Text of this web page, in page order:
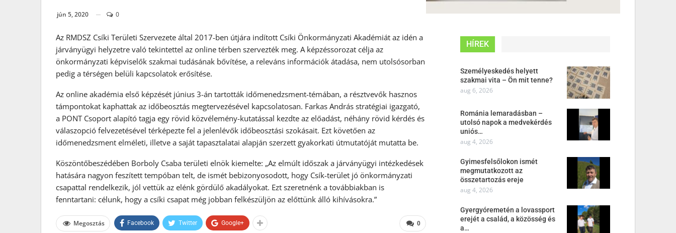
jún 5, 2020 0
Az RMDSZ Csíki Területi Szervezete által 2017-ben útjára indított Csíki Önkormányzati Akadémiát az idén a
járványügyi helyzetre való tekintettel az online térben szervezték meg. A képzéssorozat célja az
önkormányzati képviselők szakmai tudásának bővítése, a releváns információk átadása, nem utolsósorban
pedig a térségen belüli kapcsolatok erősítése.
Az online akadémia első képzését június 3-án tartották időmenedzsment-témában, a résztvevők hasznos
támpontokat kaphattak az időbeosztás megtervezésével kapcsolatosan. Farkas András stratégiai igazgató,
a PONT Csoport alapító tagja egy rövid közvélemény-kutatással kezdte az előadást, néhány rövid kérdés és
válaszopció felvezetésével térképezte fel a jelenlévők időbeosztási szokásait. Ezt követően az
időmenedzsment elméleti, illetve a saját tapasztalatai alapján szerzett gyakorkati útmutatóját mutatta be.
Köszöntőbeszédében Borboly Csaba területi elnök kiemelte: „Az elmúlt időszak a járványügyi intézkedések
hatására nagyon feszített tempóban telt, de ismét bebizonyosodott, hogy Csík-terület jó önkormányzati
csapattal rendelkezik, jól vettük az elénk gördülő akadályokat. Ezt szeretnénk a továbbiakban is
fenntartani: célunk, hogy a csíki csapat még jobban felkészüljön az előttünk álló kihívásokra.”
0
Megosztás Facebook Twitter Google+
HÍREK
Személyeskedés helyett
szakmai vita – Ön mit tenne?
aug 6, 2026
Románia lemaradásban –
utolsó napok a medvekérdés
uniós…
aug 4, 2026
Gyimesfelsőlokon ismét
megmutatkozott az
összetartozás ereje
aug 4, 2026
Gyergyóremetén a lovassport
erejét a család, a közösség és
a…